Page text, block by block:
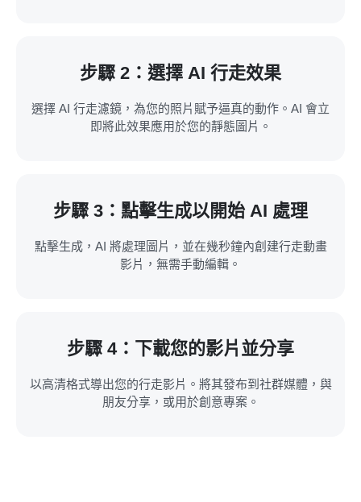
步驟 2：選擇 AI 行走效果
選擇 AI 行走濾鏡，為您的照片賦予逼真的動作。AI 會立
即將此效果應用於您的靜態圖片。
步驟 3：點擊生成以開始 AI 處理
點擊生成，AI 將處理圖片，並在幾秒鐘內創建行走動畫
影片，無需手動編輯。
步驟 4：下載您的影片並分享
以高清格式導出您的行走影片。將其發布到社群媒體，與
朋友分享，或用於創意專案。